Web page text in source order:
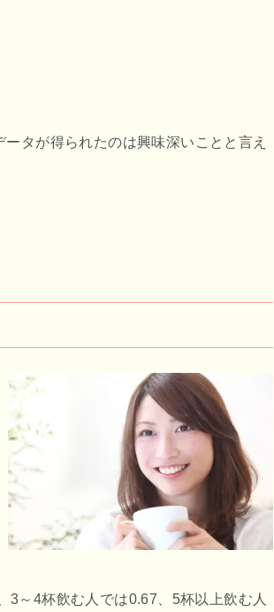
タが得られたのは興味深いことと言え
3～4杯飲む人では0.67、5杯以上飲む人